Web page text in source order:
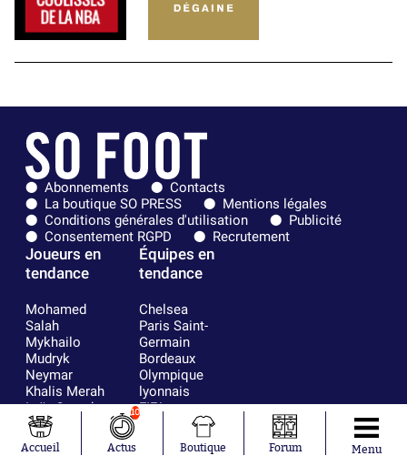
Abonnements
Contacts
La boutique SO PRESS
Mentions légales
Conditions générales d'utilisation
Publicité
Consentement RGPD
Recrutement
Joueurs en
tendance
Mohamed
Salah
Mykhailo
Mudryk
Neymar
Khalis Merah
Loïs Openda
Moussa
Niakhaté
Nicolás
Équipes en
tendance
Chelsea
Paris Saint-
Germain
Bordeaux
Olympique
lyonnais
FIFA
Real Madrid
RC Strasbourg
AC Milan
Accueil
10
Actus Boutique Forum Menu